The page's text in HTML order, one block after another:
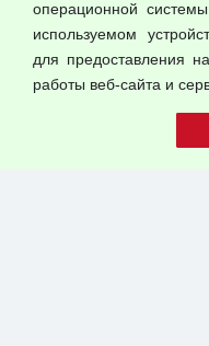
© 2026 ООО "Феникс"
операционной
используемом
для предоставления
работы веб-сайта и